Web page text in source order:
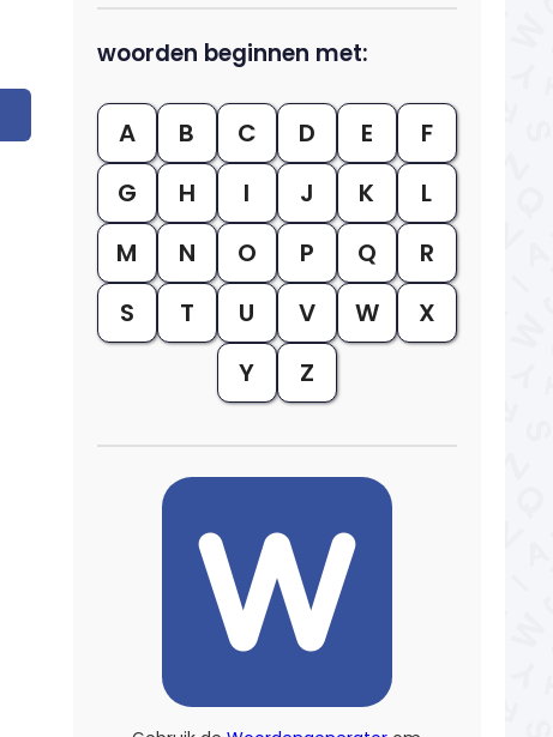
woorden beginnen met:
A B C D E
F
G
H I J K
L
M
N O P Q
R
S
T U V W
X
Y
Z